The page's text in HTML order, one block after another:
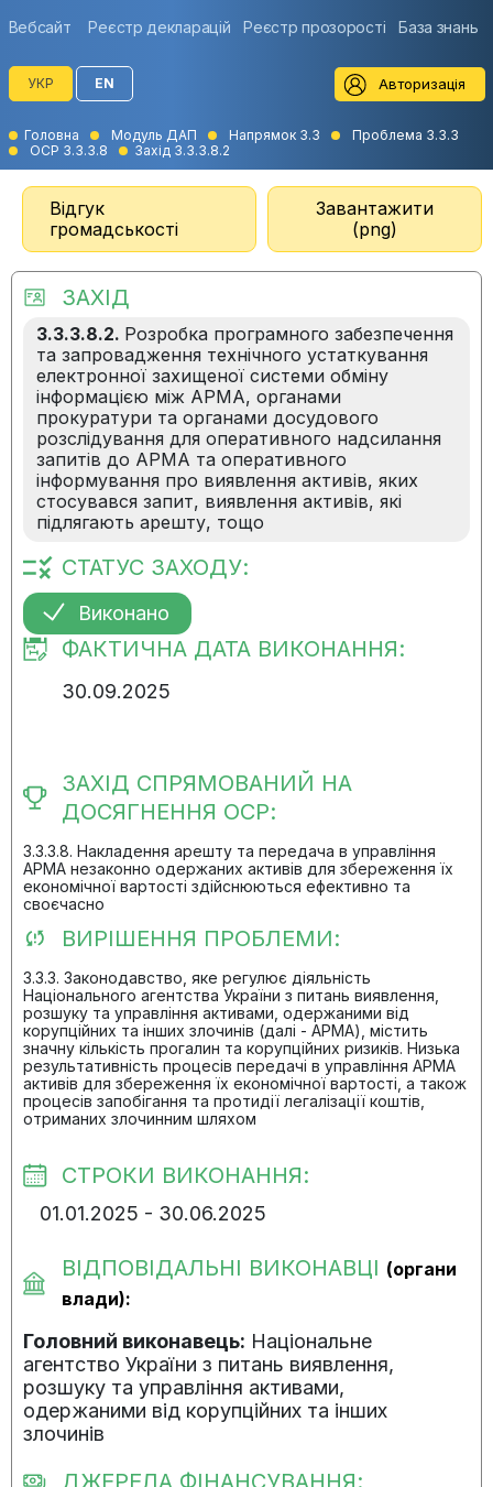
Вебсайт Реєстр декларацій Реєстр прозорості База знань
УКР EN Авторизація
Головна Модуль ДАП Напрямок 3.3
Проблема 3.3.3
ОСР 3.3.3.8
Захід 3.3.3.8.2
Відгук
громадськості
Завантажити
(png)
ЗАХІД
3.3.3.8.2. Розробка програмного забезпечення
та запровадження технічного устаткування
електронної захищеної системи обміну
інформацією між АРМА, органами
прокуратури та органами досудового
розслідування для оперативного надсилання
запитів до АРМА та оперативного
інформування про виявлення активів, яких
стосувався запит, виявлення активів, які
підлягають арешту, тощо
СТАТУС ЗАХОДУ:
Виконано
ФАКТИЧНА ДАТА ВИКОНАННЯ:
30.09.2025
ЗАХІД СПРЯМОВАНИЙ НА
ДОСЯГНЕННЯ ОСР:
3.3.3.8. Накладення арешту та передача в управління
АРМА незаконно одержаних активів для збереження їх
економічної вартості здійснюються ефективно та
своєчасно
ВИРІШЕННЯ ПРОБЛЕМИ:
3.3.3. Законодавство, яке регулює діяльність
Національного агентства України з питань виявлення,
розшуку та управління активами, одержаними від
корупційних та інших злочинів (далі - АРМА), містить
значну кількість прогалин та корупційних ризиків. Низька
результативність процесів передачі в управління АРМА
активів для збереження їх економічної вартості, а також
процесів запобігання та протидії легалізації коштів,
отриманих злочинним шляхом
СТРОКИ ВИКОНАННЯ:
01.01.2025 - 30.06.2025
ВІДПОВІДАЛЬНІ ВИКОНАВЦІ (органи
влади):
Головний виконавець: Національне
агентство України з питань виявлення,
розшуку та управління активами,
одержаними від корупційних та інших
злочинів
ДЖЕРЕЛА ФІНАНСУВАННЯ: